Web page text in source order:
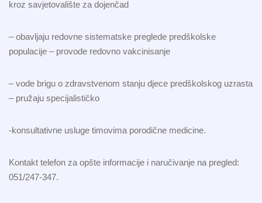
kroz savjetovalište za dojenčad
– obavljaju redovne sistematske preglede predškolske
populacije – provode redovno vakcinisanje
– vode brigu o zdravstvenom stanju djece predškolskog uzrasta
– pružaju specijalističko
-konsultativne usluge timovima porodične medicine.
Kontakt telefon za opšte informacije i naručivanje na pregled:
051/247-347.